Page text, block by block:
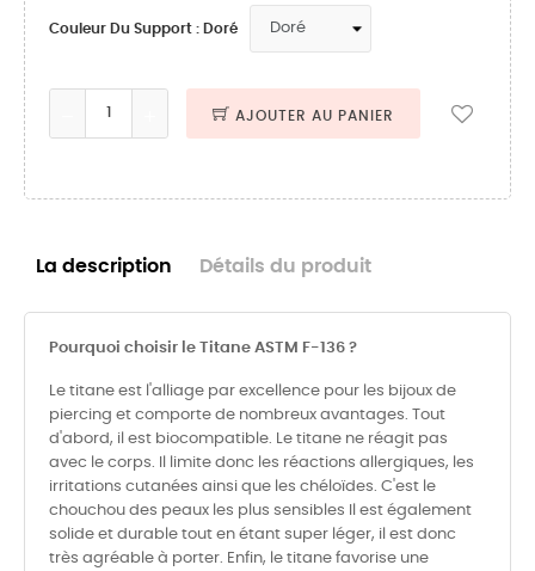
Couleur Du Support : Doré
AJOUTER AU PANIER
La description Détails du produit
Pourquoi choisir le Titane ASTM F-136 ?
Le titane est l'alliage par excellence pour les bijoux de
piercing et comporte de nombreux avantages. Tout
d'abord, il est biocompatible. Le titane ne réagit pas
avec le corps. Il limite donc les réactions allergiques, les
irritations cutanées ainsi que les chéloïdes. C'est le
chouchou des peaux les plus sensibles Il est également
solide et durable tout en étant super léger, il est donc
très agréable à porter. Enfin, le titane favorise une